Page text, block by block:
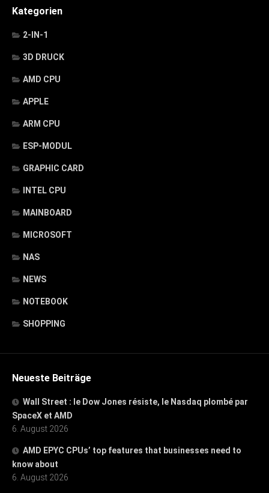
Kategorien
2-IN-1
3D DRUCK
AMD CPU
APPLE
ARM CPU
ESP-MODUL
GRAPHIC CARD
INTEL CPU
MAINBOARD
MICROSOFT
NAS
NEWS
NOTEBOOK
SHOPPING
Neueste Beiträge
Wall Street : le Dow Jones résiste, le Nasdaq plombé par
SpaceX et AMD
6. August 2026
AMD EPYC CPUs’ top features that businesses need to
know about
6. August 2026